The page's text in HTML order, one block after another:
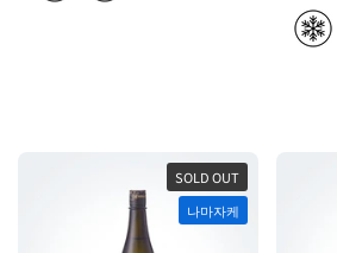
SOLD OUT
나마자케